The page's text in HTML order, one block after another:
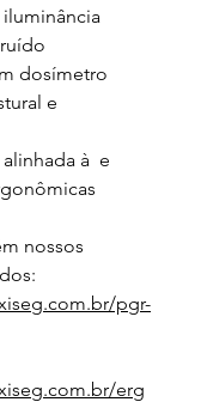
dosímetro
e
à  e
nossos
pgr-
erg